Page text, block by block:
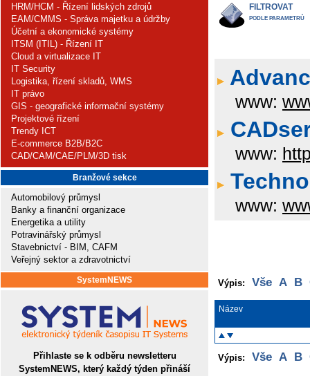
HRM/HCM - Řízení lidských zdrojů
EAM/CMMS - Správa majetku a údržby
Účetní a ekonomické systémy
ITSM (ITIL) - Řízení IT
Cloud a virtualizace IT
IT Security
Logistika, řízení skladů, WMS
IT právo
GIS - geografické informační systémy
Projektové řízení
Trendy ICT
E-commerce B2B/B2C
CAD/CAM/CAE/PLM/3D tisk
Branžové sekce
Automobilový průmysl
Banky a finanční organizace
Energetika a utility
Potravinářský průmysl
Stavebnictví - BIM, CAFM
Veřejný sektor a zdravotnictví
SystemNEWS
Přihlaste se k odběru newsletteru
SystemNEWS, který každý týden přináší
FILTROVAT
PODLE PARAMETRŮ
www:
www:
www:
Výpis: Vše A B
Název
Výpis: Vše A B